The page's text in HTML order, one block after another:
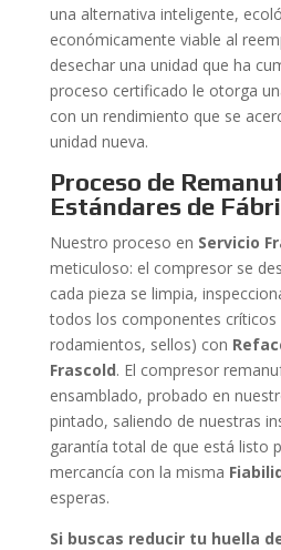
una alternativa inteligente,
económicamente viable al
desechar una unidad que ha
proceso certificado le otorga
con un rendimiento que se
unidad nueva.
Proceso de
Estándares de
Nuestro proceso en Servicio
meticuloso: el compresor se
cada pieza se limpia,
todos los componentes críticos
rodamientos, sellos) con
Frascold. El compresor
ensamblado, probado en
pintado, saliendo de nuestras
garantía total de que está listo
mercancía con la misma
esperas.
Si buscas reducir tu huella